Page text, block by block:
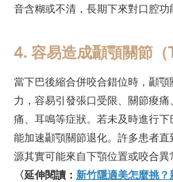
音含糊或不清，長期下來對口腔功
4. 容易造成顳顎關節（
當下巴後縮合併咬合錯位時，顳
力，容易引發張口受限、關節痠
痛、耳鳴等症狀。若未及時進行
能加速顳顎關節退化。許多患者
源其實可能來自下顎位置或咬合異
〈延伸閱讀： 新竹隱適美怎麼挑